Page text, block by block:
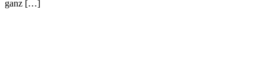
ganz […]